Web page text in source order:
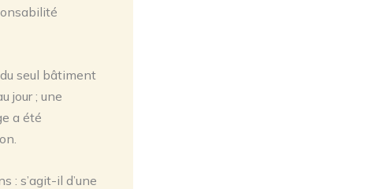
seul bâtiment
jour ; une
a été
: s’agit-il d’une